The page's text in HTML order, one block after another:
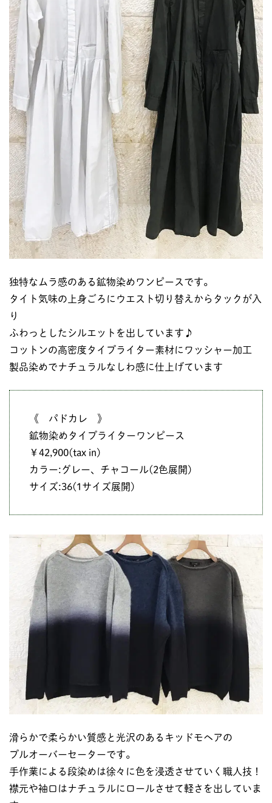
独特なムラ感のある鉱物染めワンピースです。
タイト気味の上身ごろにウエスト切り替えからタックが入
り
ふわっとしたシルエットを出しています♪
コットンの高密度タイプライター素材にワッシャー加工
製品染めでナチュラルなしわ感に仕上げています
《 パドカレ 》
鉱物染めタイプライターワンピース
￥42,900(tax in)
カラー:グレー、チャコール(2色展開)
サイズ:36(1サイズ展開)
滑らかで柔らかい質感と光沢のあるキッドモヘアの
プルオーバーセーターです。
手作業による段染めは徐々に色を浸透させていく職人技！
襟元や袖口はナチュラルにロールさせて軽さを出していま